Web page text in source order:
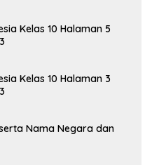
Kelas 10 Halaman 5
Kelas 10 Halaman 3
Nama Negara dan